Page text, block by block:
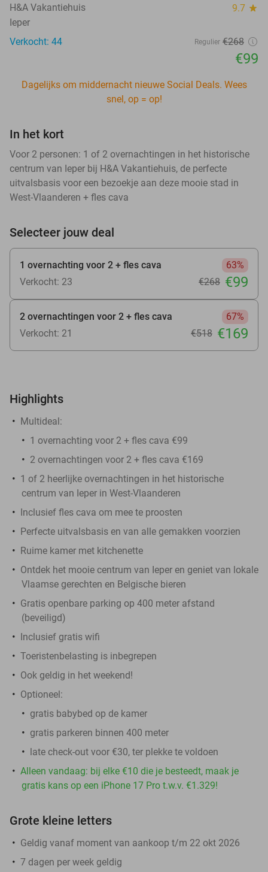
H&A Vakantiehuis 9.7 star
Ieper
Verkocht: 44
Regulier €268
€99
Dagelijks om middernacht nieuwe Social Deals. Wees
snel, op = op!
In het kort
Voor 2 personen: 1 of 2 overnachtingen in het historische
centrum van Ieper bij H&A Vakantiehuis, de perfecte
uitvalsbasis voor een bezoekje aan deze mooie stad in
West-Vlaanderen + fles cava
Selecteer jouw deal
1 overnachting voor 2 + fles cava
63%
Verkocht: 23
€268 €99
2 overnachtingen voor 2 + fles cava
67%
Verkocht: 21
€518 €169
Highlights
Multideal:
1 overnachting voor 2 + fles cava €99
2 overnachtingen voor 2 + fles cava €169
1 of 2 heerlijke overnachtingen in het historische
centrum van Ieper in West-Vlaanderen
Inclusief fles cava om mee te proosten
Perfecte uitvalsbasis en van alle gemakken voorzien
Ruime kamer met kitchenette
Ontdek het mooie centrum van Ieper en geniet van lokale
Vlaamse gerechten en Belgische bieren
Gratis openbare parking op 400 meter afstand
(beveiligd)
Inclusief gratis wifi
Toeristenbelasting is inbegrepen
Ook geldig in het weekend!
Optioneel:
gratis babybed op de kamer
gratis parkeren binnen 400 meter
late check-out voor €30, ter plekke te voldoen
Alleen vandaag: bij elke €10 die je besteedt, maak je
gratis kans op een iPhone 17 Pro t.w.v. €1.329!
Grote kleine letters
Geldig vanaf moment van aankoop t/m 22 okt 2026
7 dagen per week geldig